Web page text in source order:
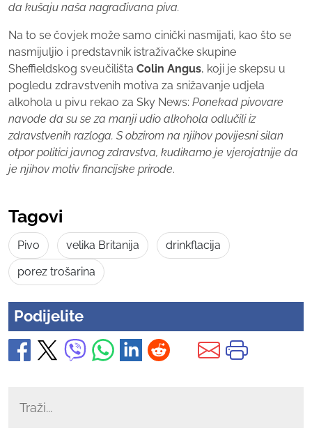
da kušaju naša nagrađivana piva.
Na to se čovjek može samo cinički nasmijati, kao što se
nasmijuljio i predstavnik istraživačke skupine
Sheffieldskog sveučilišta Colin Angus, koji je skepsu u
pogledu zdravstvenih motiva za snižavanje udjela
alkohola u pivu rekao za Sky News: Ponekad pivovare
navode da su se za manji udio alkohola odlučili iz
zdravstvenih razloga. S obzirom na njihov povijesni silan
otpor politici javnog zdravstva, kudikamo je vjerojatnije da
je njihov motiv financijske prirode.
Tagovi
Pivo velika Britanija
drinkflacija
porez trošarina
Podijelite